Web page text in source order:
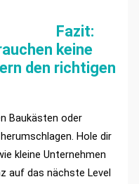
Fazit:
keine
den richtigen
Baukästen oder
Hole dir
kleine Unternehmen
auf das nächste Level